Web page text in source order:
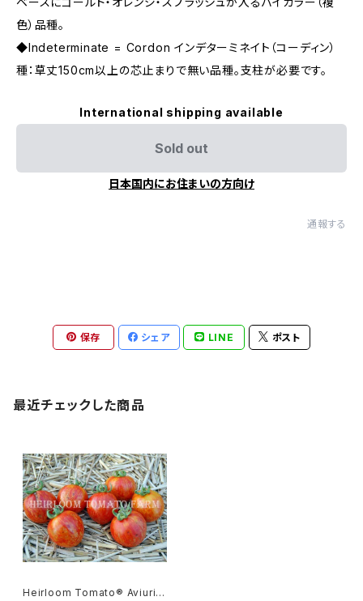
色）品種。
◆Indeterminate = Cordon インデターミネイト（コーディン）
種：草丈150cm以上の芯止まりで無い品種。支柱が必要です。
International shipping available
Sold out
日本国内にお住まいの方向け
通報する
保存 シェア LINE ポスト
最近チェックした商品
Heirloom Tomato® Aviuri